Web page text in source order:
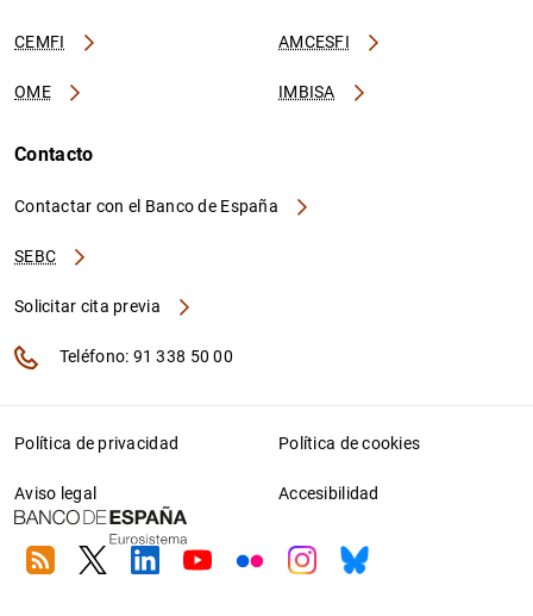
CEMFI AMCESFI
OME IMBISA
Contacto
Contactar con el Banco de España
SEBC
Solicitar cita previa
Teléfono: 91 338 50 00
Política de privacidad Política de cookies
Aviso legal Accesibilidad
RSS TwitterLinkedin
YoutubeFlickrInstagram
Bluesky